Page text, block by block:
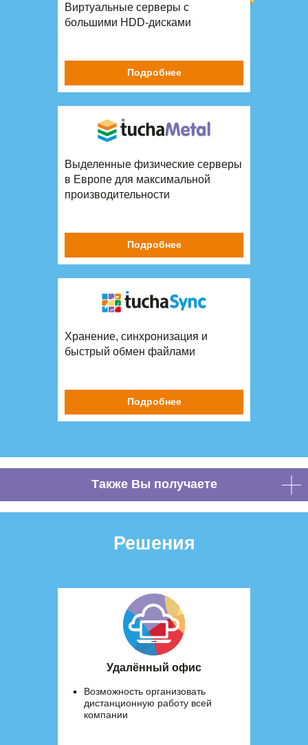
Виртуальные серверы с
большими HDD-дисками
Подробнее
Выделенные физические серверы
в Европе для максимальной
производительности
Подробнее
Хранение, синхронизация и
быстрый обмен файлами
Подробнее
Также Вы получаете
Решения
Удалённый офис
Возможность организовать
дистанционную работу всей
компании